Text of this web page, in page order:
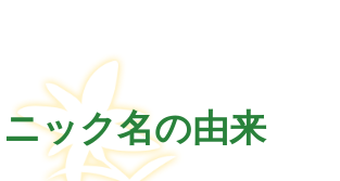
ック名の由来